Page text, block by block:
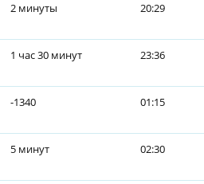
2 минуты 20:29
1 час 30 минут 23:36
-1340 01:15
5 минут 02:30